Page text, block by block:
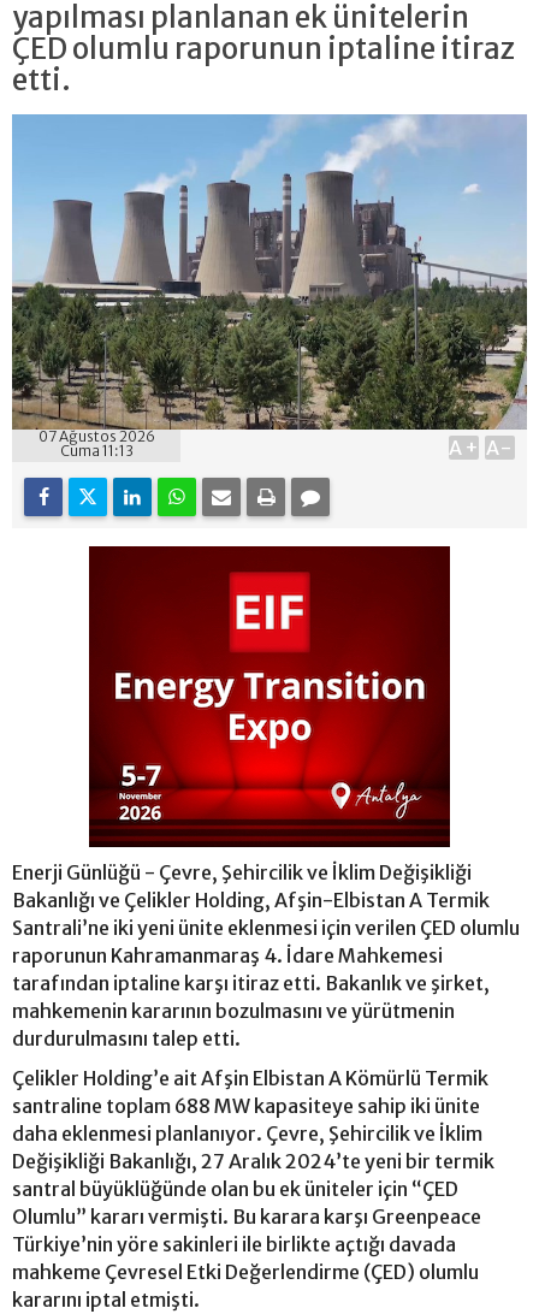
yapılması planlanan ek ünitelerin
ÇED olumlu raporunun iptaline itiraz
etti.
07 Ağustos 2026
Cuma 11:13
A+ A-
Enerji Günlüğü - Çevre, Şehircilik ve İklim Değişikliği
Bakanlığı ve Çelikler Holding, Afşin-Elbistan A Termik
Santrali’ne iki yeni ünite eklenmesi için verilen ÇED olumlu
raporunun Kahramanmaraş 4. İdare Mahkemesi
tarafından iptaline karşı itiraz etti. Bakanlık ve şirket,
mahkemenin kararının bozulmasını ve yürütmenin
durdurulmasını talep etti.
Çelikler Holding’e ait Afşin Elbistan A Kömürlü Termik
santraline toplam 688 MW kapasiteye sahip iki ünite
daha eklenmesi planlanıyor. Çevre, Şehircilik ve İklim
Değişikliği Bakanlığı, 27 Aralık 2024’te yeni bir termik
santral büyüklüğünde olan bu ek üniteler için “ÇED
Olumlu” kararı vermişti. Bu karara karşı Greenpeace
Türkiye’nin yöre sakinleri ile birlikte açtığı davada
mahkeme Çevresel Etki Değerlendirme (ÇED) olumlu
kararını iptal etmişti.